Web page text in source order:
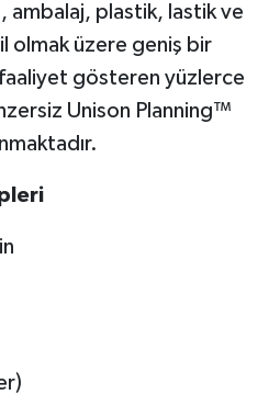
ambalaj, plastik, lastik ve
olmak üzere geniş bir
gösteren yüzlerce
Unison Planning™